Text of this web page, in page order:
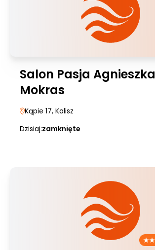
Salon Pasja Agnieszka
Mokras
Kąpie 17, Kalisz
Dzisiaj:zamknięte